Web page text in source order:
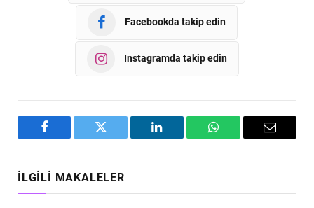
Facebookda takip edin
Instagramda takip edin
Facebook Twitter LinkedIn WhatsAppEmail
İLGILI MAKALELER